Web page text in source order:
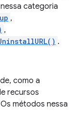
categoria
,
,
.
como a
recursos
métodos nessa